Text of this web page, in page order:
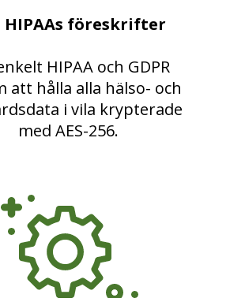
HIPAAs föreskrifter
HIPAA och GDPR
att hålla alla hälso- och
i vila krypterade
med AES-256.